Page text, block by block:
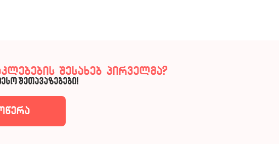
შესახებ პირველმა?
შეთავაზებები!